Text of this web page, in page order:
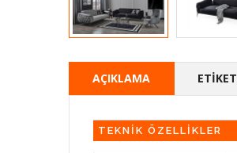
AÇIKLAMA
TEKNİK ÖZELLİKLER